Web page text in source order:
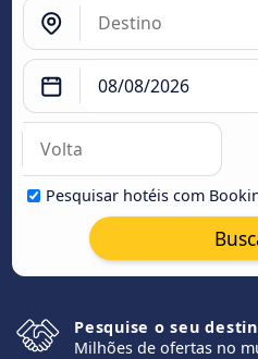
Pesquisar hotéis com
Pesquise o seu
Milhões de ofertas no